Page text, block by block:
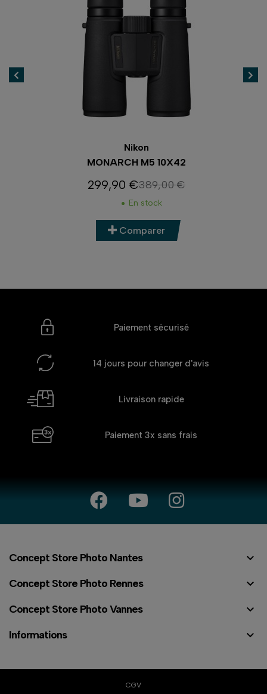
Nikon
MONARCH M5 10X42
Prix
299,90 €Prix de base
389,00 €
En stock
Comparer
Paiement sécurisé
14 jours pour changer d'avis
Livraison rapide
Paiement 3x sans frais
Concept Store Photo Nantes 
Concept Store Photo Rennes 
Concept Store Photo Vannes 
Informations 
CGV